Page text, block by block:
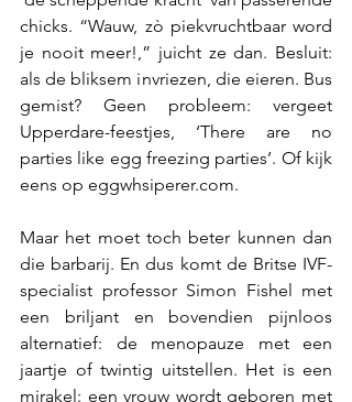
chicks. “Wauw, zò piekvruchtbaar word
je nooit meer!,” juicht ze dan. Besluit:
als de bliksem invriezen, die eieren. Bus
gemist? Geen probleem: vergeet
Upperdare-feestjes, ‘There are no
parties like egg freezing parties’. Of kijk
eens op eggwhsiperer.com.
Maar het moet toch beter kunnen dan
die barbarij. En dus komt de Britse IVF-
specialist professor Simon Fishel met
een briljant en bovendien pijnloos
alternatief: de menopauze met een
jaartje of twintig uitstellen. Het is een
mirakel: een vrouw wordt geboren met